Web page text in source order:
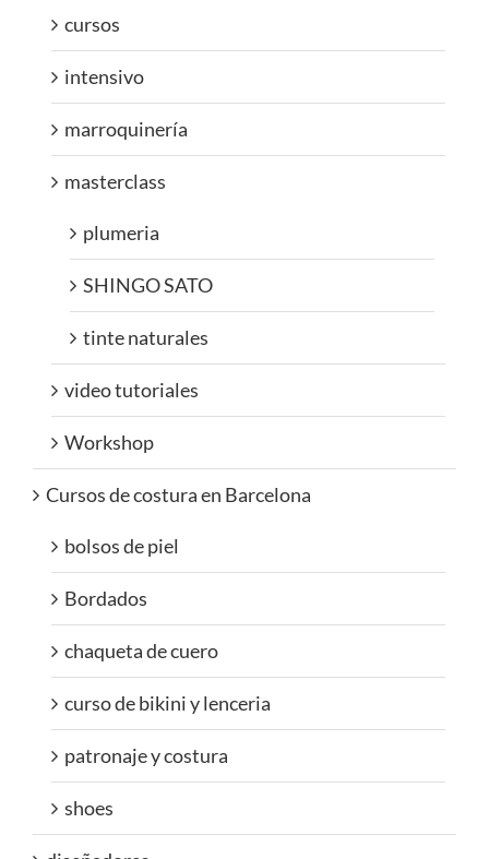
cursos
intensivo
marroquinería
masterclass
plumeria
SHINGO SATO
tinte naturales
video tutoriales
Workshop
Cursos de costura en Barcelona
bolsos de piel
Bordados
chaqueta de cuero
curso de bikini y lenceria
patronaje y costura
shoes